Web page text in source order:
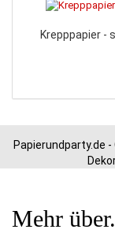
Krepppapier -
Papierundparty.de
Mehr